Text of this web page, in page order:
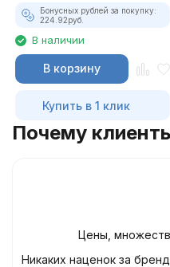
Бонусных рублей за покупку:
224.92руб.
В наличии
В корзину
Купить в 1 клик
Почему
Цены,
Никаких наценок за